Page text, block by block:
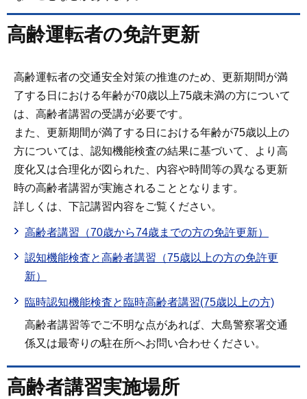
高齢運転者の免許更新
高齢運転者の交通安全対策の推進のため、更新期間が満
了する日における年齢が70歳以上75歳未満の方について
は、高齢者講習の受講が必要です。
また、更新期間が満了する日における年齢が75歳以上の
方については、認知機能検査の結果に基づいて、より高
度化又は合理化が図られた、内容や時間等の異なる更新
時の高齢者講習が実施されることとなります。
詳しくは、下記講習内容をご覧ください。
高齢者講習（70歳から74歳までの方の免許更新）
認知機能検査と高齢者講習（75歳以上の方の免許更
新）
臨時認知機能検査と臨時高齢者講習(75歳以上の方)
高齢者講習等でご不明な点があれば、大島警察署交通
係又は最寄りの駐在所へお問い合わせください。
高齢者講習実施場所